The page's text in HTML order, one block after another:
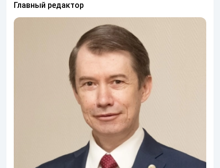
Главный редактор